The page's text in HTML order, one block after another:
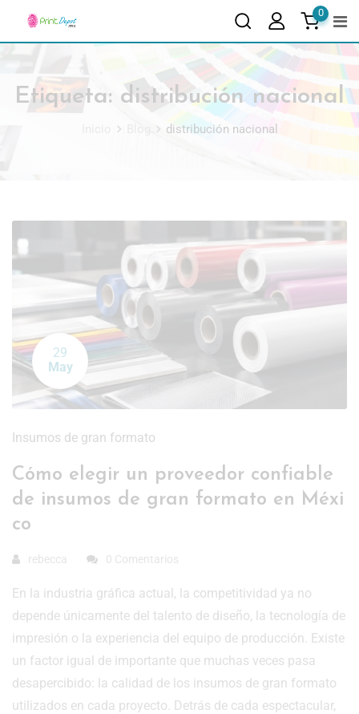
0
Etiqueta: distribución nacional
distribución nacional
29
May
Insumos de gran formato
Cómo elegir un proveedor confiable
de insumos de gran formato en Méxi
co
rebecca 0 Comentarios
En la industria gráfica actual, la competitividad ya no
depende únicamente del talento de diseño, la tecnología de
impresión o la experiencia del equipo de producción. Existe
un factor igual de importante que muchas veces pasa
desapercibido: la calidad de los insumos de gran formato
utilizados en cada proyecto. Detrás de cada espectacular,